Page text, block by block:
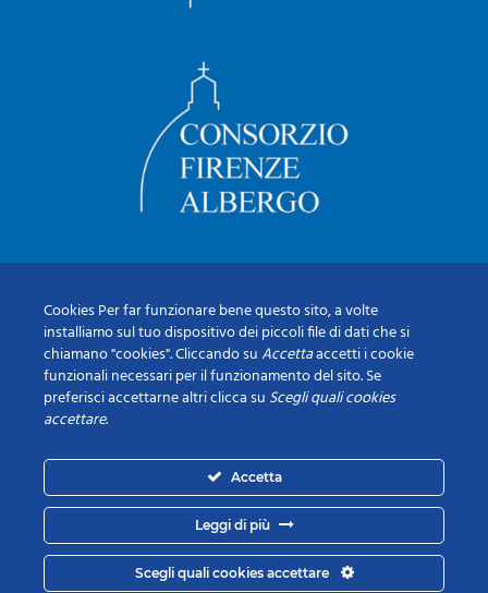
Cookies Per far funzionare bene questo sito, a volte
installiamo sul tuo dispositivo dei piccoli file di dati che si
chiamano "cookies". Cliccando suAccettaaccetti i cookie
funzionali necessari per il funzionamento del sito. Se
preferisci accettarne altri clicca su Scegli quali cookies
accettare.
Accetta
Leggi di più
Scegli quali cookies accettare